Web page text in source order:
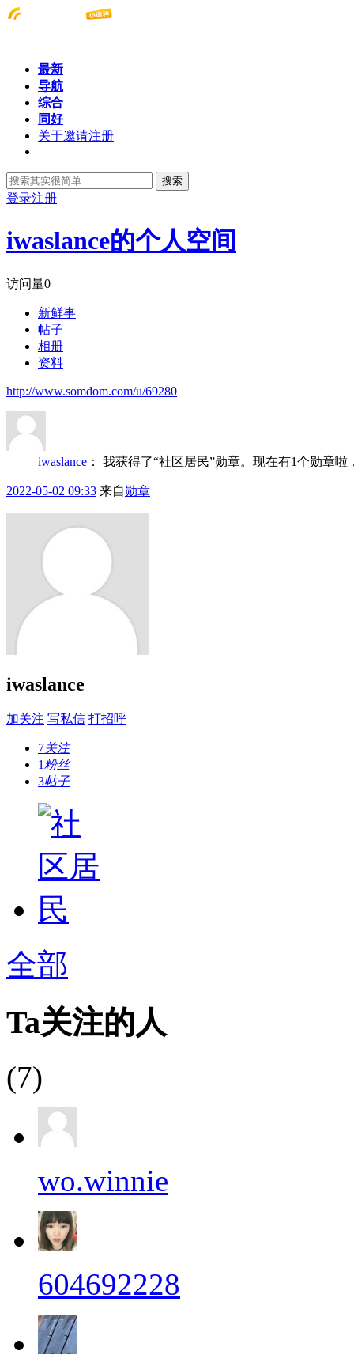
最新
导航
综合
同好
关于邀请注册
搜索
登录注册
iwaslance的个人空间
访问量0
新鲜事
帖子
相册
资料
http://www.somdom.com/u/69280
iwaslance ： 我获得了“社区居民”勋章。现在有1个勋章
2022-05-02 09:33 来自勋章
iwaslance
加关注 写私信 打招呼
7关注
1 粉丝
3帖子
全部
Ta关注的人
(7)
wo.winnie
604692228